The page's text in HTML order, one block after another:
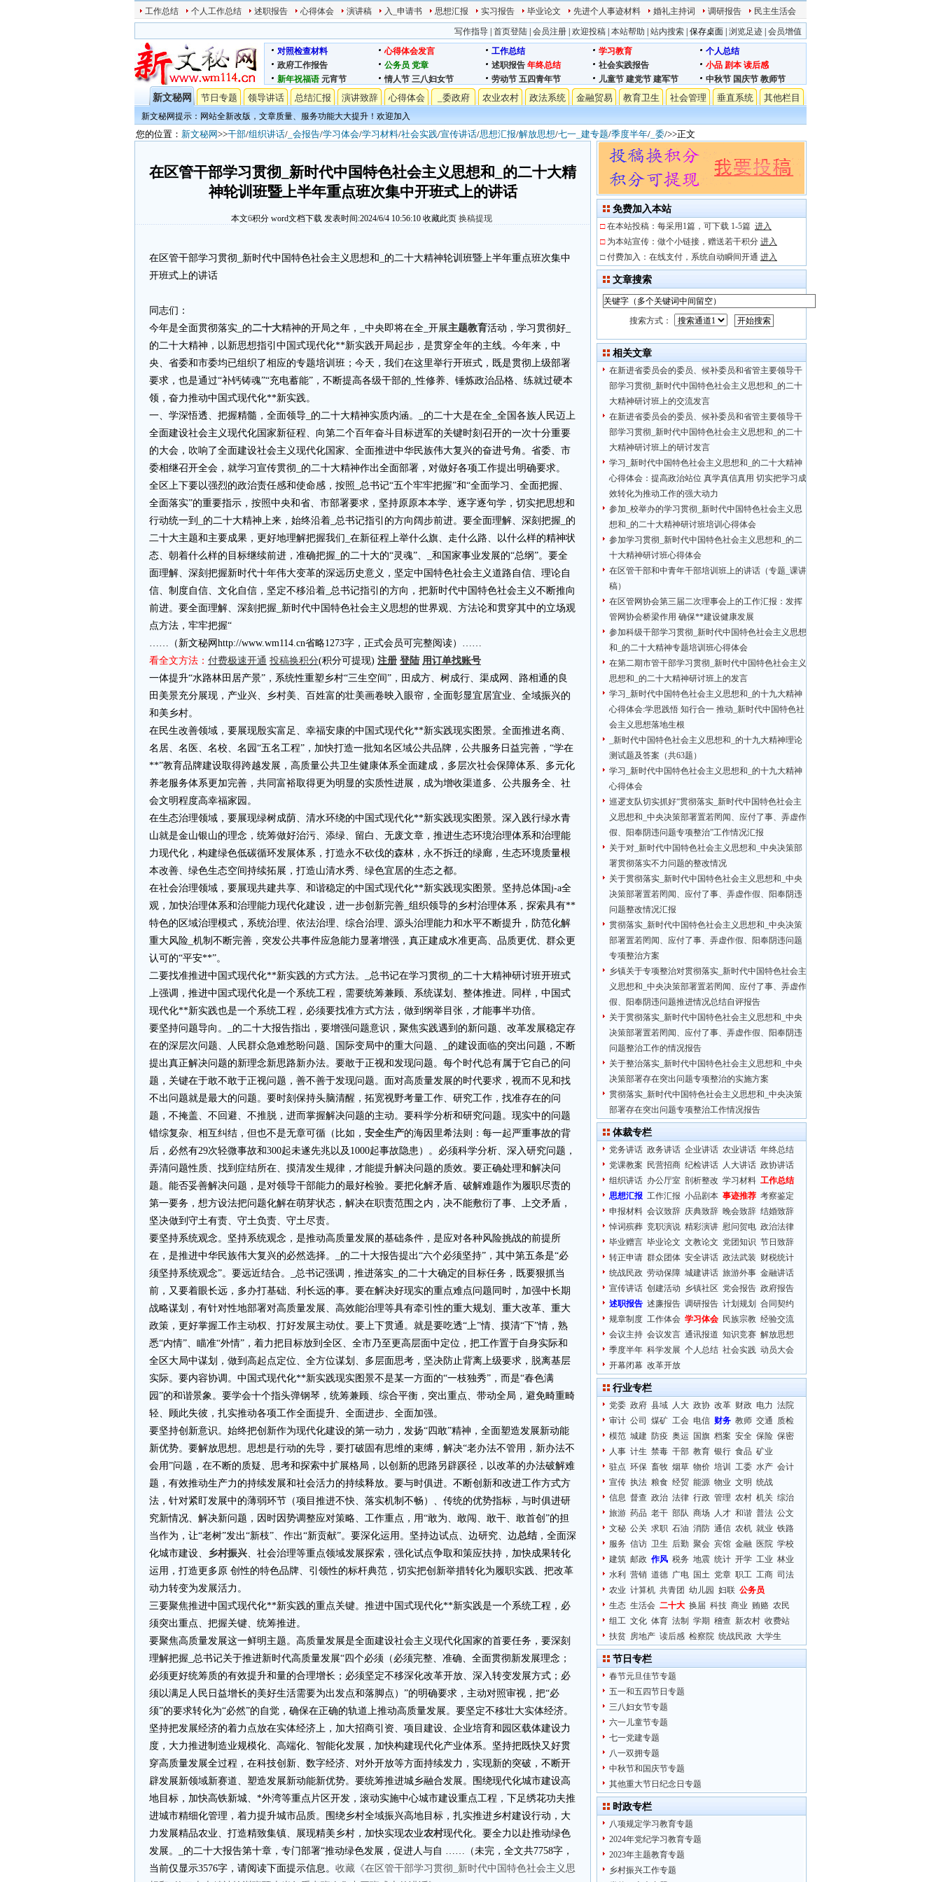
工作总结 个人工作总结 述职报告 心得体会 演讲稿 入_申请书 思想汇报 实习报告 毕业论文 先进个人事迹材料 婚礼主持词 调研报告 民主生活会
写作指导 首页登陆 会员注册 欢迎投稿 本站帮助 站内搜索 保存桌面 浏览足迹 会员增值
对照检查材料
心得体会发言 工作总结 学习教育
个人总结
政府工作报告
公务员 党章 述职报告 年终总结 社会实践报告 小品 剧本 读后感
新年祝福语 元宵节 情人节 三八妇女节 劳动节 五四青年节 儿童节 建党节 建军节 中秋节 国庆节 教师节
新文秘网 节日专题 领导讲话 总结汇报 演讲致辞 心得体会 _委政府 农业农村 政法系统 金融贸易 教育卫生 社会管理 垂直系统 其他栏目
新文秘网提示：网站全新改版，文章质量、服务功能大大提升！欢迎加入
您的位置： 新文秘网>>干部/组织讲话/ _会报告/学习体会/学习材料/社会实践/宣传讲话/思想汇报/解放思想/七一_建专题/季度半年/ _委/>>正文
在区管干部学习贯彻_新时代中国特色社会主义思想和_的二十大精
神轮训班暨上半年重点班次集中开班式上的讲话
本文6积分 word文档下载 发表时间:2024/6/4 10:56:10 收藏此页 换稿提现
在区管干部学习贯彻_新时代中国特色社会主义思想和_的二十大精神轮训班暨上半年重点班次集中
开班式上的讲话
同志们：
今年是全面贯彻落实_的二十大精神的开局之年，_中央即将在全_开展主题教育活动，学习贯彻好_
的二十大精神，以新思想指引中国式现代化**新实践开局起步，是贯穿全年的主线。今年来，中
央、省委和市委均已组织了相应的专题培训班；今天，我们在这里举行开班式，既是贯彻上级部署
要求，也是通过“补钙铸魂”“充电蓄能”，不断提高各级干部的_性修养、锤炼政治品格、练就过硬本
领，奋力推动中国式现代化**新实践。
一、学深悟透、把握精髓，全面领导_的二十大精神实质内涵。_的二十大是在全_全国各族人民迈上
全面建设社会主义现代化国家新征程、向第二个百年奋斗目标进军的关键时刻召开的一次十分重要
的大会，吹响了全面建设社会主义现代化国家、全面推进中华民族伟大复兴的奋进号角。省委、市
委相继召开全会，就学习宣传贯彻_的二十大精神作出全面部署，对做好各项工作提出明确要求。
全区上下要以强烈的政治责任感和使命感，按照_总书记“五个牢牢把握”和“全面学习、全面把握、
全面落实”的重要指示，按照中央和省、市部署要求，坚持原原本本学、逐字逐句学，切实把思想和
行动统一到_的二十大精神上来，始终沿着_总书记指引的方向阔步前进。要全面理解、深刻把握_的
二十大主题和主要成果，更好地理解把握我们_在新征程上举什么旗、走什么路、以什么样的精神状
态、朝着什么样的目标继续前进，准确把握_的二十大的“灵魂”、_和国家事业发展的“总纲”。要全
面理解、深刻把握新时代十年伟大变革的深远历史意义，坚定中国特色社会主义道路自信、理论自
信、制度自信、文化自信，坚定不移沿着_总书记指引的方向，把新时代中国特色社会主义不断推向
前进。要全面理解、深刻把握_新时代中国特色社会主义思想的世界观、方法论和贯穿其中的立场观
点方法，牢牢把握“
……（新文秘网http://www.wm114.cn省略1273字，正式会员可完整阅读）……
看全文方法： 付费极速开通 投稿换积分(积分可提现) 注册 登陆 用订单找账号
一体提升“水路林田居产景”，系统性重塑乡村“三生空间”，田成方、树成行、渠成网、路相通的良
田美景充分展现，产业兴、乡村美、百姓富的壮美画卷映入眼帘，全面彰显宜居宜业、全域振兴的
和美乡村。
在民生改善领域，要展现殷实富足、幸福安康的中国式现代化**新实践现实图景。全面推进名商、
名居、名医、名校、名园“五名工程”，加快打造一批知名区域公共品牌，公共服务日益完善，“学在
**”教育品牌建设取得跨越发展，高质量公共卫生健康体系全面建成，多层次社会保障体系、多元化
养老服务体系更加完善，共同富裕取得更为明显的实质性进展，成为增收渠道多、公共服务全、社
会文明程度高幸福家园。
在生态治理领域，要展现绿树成荫、清水环绕的中国式现代化**新实践现实图景。深入践行绿水青
山就是金山银山的理念，统筹做好治污、添绿、留白、无废文章，推进生态环境治理体系和治理能
力现代化，构建绿色低碳循环发展体系，打造永不砍伐的森林，永不拆迁的绿廊，生态环境质量根
本改善、绿色生态空间持续拓展，打造山清水秀、绿色宜居的生态之都。
在社会治理领域，要展现共建共享、和谐稳定的中国式现代化**新实践现实图景。坚持总体国j-a全
观，加快治理体系和治理能力现代化建设，进一步创新完善_组织领导的乡村治理体系，探索具有**
特色的区域治理模式，系统治理、依法治理、综合治理、源头治理能力和水平不断提升，防范化解
重大风险_机制不断完善，突发公共事件应急能力显著增强，真正建成水准更高、品质更优、群众更
认可的“平安**”。
二要找准推进中国式现代化**新实践的方式方法。_总书记在学习贯彻_的二十大精神研讨班开班式
上强调，推进中国式现代化是一个系统工程，需要统筹兼顾、系统谋划、整体推进。同样，中国式
现代化**新实践也是一个系统工程，必须要找准方式方法，做到纲举目张，才能事半功倍。
要坚持问题导向。_的二十大报告指出，要增强问题意识，聚焦实践遇到的新问题、改革发展稳定存
在的深层次问题、人民群众急难愁盼问题、国际变局中的重大问题、_的建设面临的突出问题，不断
提出真正解决问题的新理念新思路新办法。要敢于正视和发现问题。每个时代总有属于它自己的问
题，关键在于敢不敢于正视问题，善不善于发现问题。面对高质量发展的时代要求，视而不见和找
不出问题就是最大的问题。要时刻保持头脑清醒，拓宽视野考量工作、研究工作，找准存在的问
题，不掩盖、不回避、不推脱，进而掌握解决问题的主动。要科学分析和研究问题。现实中的问题
错综复杂、相互纠结，但也不是无章可循（比如， 安全生产的海因里希法则：每一起严重事故的背
后，必然有29次轻微事故和300起未遂先兆以及1000起事故隐患）。必须科学分析、深入研究问题，
弄清问题性质、找到症结所在、摸清发生规律，才能提升解决问题的质效。要正确处理和解决问
题。能否妥善解决问题，是对领导干部能力的最好检验。要把化解矛盾、破解难题作为履职尽责的
第一要务，想方设法把问题化解在萌芽状态，解决在职责范围之内，决不能敷衍了事、上交矛盾，
坚决做到守土有责、守土负责、守土尽责。
要坚持系统观念。坚持系统观念，是推动高质量发展的基础条件，是应对各种风险挑战的前提所
在，是推进中华民族伟大复兴的必然选择。_的二十大报告提出“六个必须坚持”，其中第五条是“必
须坚持系统观念”。要远近结合。_总书记强调，推进落实_的二十大确定的目标任务，既要狠抓当
前，又要着眼长远，多办打基础、利长远的事。要在解决好现实的重点难点问题同时，加强中长期
战略谋划，有针对性地部署对高质量发展、高效能治理等具有牵引性的重大规划、重大改革、重大
政策，更好掌握工作主动权、打好发展主动仗。要上下贯通。就是要吃透“上”情、摸清“下”情，熟
悉“内情”、瞄准“外情”，着力把目标放到全区、全市乃至更高层面中定位，把工作置于自身实际和
全区大局中谋划，做到高起点定位、全方位谋划、多层面思考，坚决防止背离上级要求，脱离基层
实际。要内容协调。中国式现代化**新实践现实图景不是某一方面的“一枝独秀”，而是“春色满
园”的和谐景象。要学会十个指头弹钢琴，统筹兼顾、综合平衡，突出重点、带动全局，避免畸重畸
轻、顾此失彼，扎实推动各项工作全面提升、全面进步、全面加强。
要坚持创新意识。始终把创新作为现代化建设的第一动力，发扬“四敢”精神，全面塑造发展新动能
新优势。要解放思想。思想是行动的先导，要打破固有思维的束缚，解决“老办法不管用，新办法不
会用”问题，在不断的质疑、思考和探索中扩展格局，以创新的思路另辟蹊径，以改革的办法破解难
题，有效推动生产力的持续发展和社会活力的持续释放。要与时俱进。不断创新和改进工作方式方
法，针对紧盯发展中的薄弱环节（项目推进不快、落实机制不畅）、传统的优势指标，与时俱进研
究新情况、解决新问题，因时因势调整应对策略、工作重点，用“敢为、敢闯、敢干、敢首创”的担
当作为，让“老树”发出“新枝”、作出“新贡献”。要深化运用。坚持边试点、边研究、边总结 ，全面深
化城市建设、
乡村振兴、社会治理等重点领域发展探索，强化试点争取和策应扶持，加快成果转化
运用，打造更多原 创性的特色品牌、引领性的标杆典范，切实把创新举措转化为履职实践、把改革
动力转变为发展活力。
三要聚焦推进中国式现代化**新实践的重点关键。推进中国式现代化**新实践是一个系统工程，必
须突出重点、把握关键、统筹推进。
要聚焦高质量发展这一鲜明主题。高质量发展是全面建设社会主义现代化国家的首要任务，要深刻
理解把握_总书记关于推进新时代高质量发展“四个必须（必须完整、准确、全面贯彻新发展理念；
必须更好统筹质的有效提升和量的合理增长；必须坚定不移深化改革开放、深入转变发展方式；必
须以满足人民日益增长的美好生活需要为出发点和落脚点）”的明确要求，主动对照审视，把“必
须”的要求转化为“必然”的自觉，确保在正确的轨道上推动高质量发展。要坚定不移壮大实体经济。
坚持把发展经济的着力点放在实体经济上，加大招商引资、项目建设、企业培育和园区载体建设力
度，大力推进制造业规模化、高端化、智能化发展，加快构建现代化产业体系。坚持把既快又好贯
穿高质量发展全过程，在科技创新、数字经济、对外开放等方面持续发力，实现新的突破，不断开
辟发展新领域新赛道、塑造发展新动能新优势。要统筹推进城乡融合发展。围绕现代化城市建设高
地目标，加快高铁新城、*外湾等重点片区开发，滚动实施中心城市建设重点工程，下足绣花功夫推
进城市精细化管理，着力提升城市品质。围绕乡村全域振兴高地目标，扎实推进乡村建设行动，大
力发展精品农业、打造精致集镇、展现精美乡村，加快实现农业农村现代化。要全力以赴推动绿色
发展。_的二十大报告第十章，专门部署“推动绿色发展，促进人与自 ……（未完，全文共7758字，
当前仅显示3576字，请阅读下面提示信息。 收藏《在区管干部学习贯彻_新时代中国特色社会主义思
免费加入本站
□ 在本站投稿：每采用1篇，可下载 1-5篇 进入
□ 为本站宣传：做个小链接，赠送若干积分 进入
□ 付费加入：在线支付，系统自动瞬间开通 进入
文章搜索
搜索方式：
相关文章
在新进省委员会的委员、候补委员和省管主要领导干
部学习贯彻_新时代中国特色社会主义思想和_的二十
大精神研讨班上的交流发言
在新进省委员会的委员、候补委员和省管主要领导干
部学习贯彻_新时代中国特色社会主义思想和_的二十
大精神研讨班上的研讨发言
学习_新时代中国特色社会主义思想和_的二十大精神
心得体会：提高政治站位 真学真信真用 切实把学习成
效转化为推动工作的强大动力
参加_校举办的学习贯彻_新时代中国特色社会主义思
想和_的二十大精神研讨班培训心得体会
参加学习贯彻_新时代中国特色社会主义思想和_的二
十大精神研讨班心得体会
在区管干部和中青年干部培训班上的讲话（专题_课讲
稿）
在区管网协会第三届二次理事会上的工作汇报：发挥
管网协会桥梁作用 确保**建设健康发展
参加科级干部学习贯彻_新时代中国特色社会主义思想
和_的二十大精神专题培训班心得体会
在第二期市管干部学习贯彻_新时代中国特色社会主义
思想和_的二十大精神研讨班上的发言
学习_新时代中国特色社会主义思想和_的十九大精神
心得体会:学思践悟 知行合一 推动_新时代中国特色社
会主义思想落地生根
_新时代中国特色社会主义思想和_的十九大精神理论
测试题及答案（共63题）
学习_新时代中国特色社会主义思想和_的十九大精神
心得体会
巡逻支队切实抓好“贯彻落实_新时代中国特色社会主
义思想和_中央决策部署置若罔闻、应付了事、弄虚作
假、阳奉阴违问题专项整治”工作情况汇报
关于对_新时代中国特色社会主义思想和_中央决策部
署贯彻落实不力问题的整改情况
关于贯彻落实_新时代中国特色社会主义思想和_中央
决策部署置若罔闻、应付了事、弄虚作假、阳奉阴违
问题整改情况汇报
贯彻落实_新时代中国特色社会主义思想和_中央决策
部署置若罔闻、应付了事、弄虚作假、阳奉阴违问题
专项整治方案
乡镇关于专项整治对贯彻落实_新时代中国特色社会主
义思想和_中央决策部署置若罔闻、应付了事、弄虚作
假、阳奉阴违问题推进情况总结自评报告
关于贯彻落实_新时代中国特色社会主义思想和_中央
决策部署置若罔闻、应付了事、弄虚作假、阳奉阴违
问题整治工作的情况报告
关于整治落实_新时代中国特色社会主义思想和_中央
决策部署存在突出问题专项整治的实施方案
贯彻落实_新时代中国特色社会主义思想和_中央决策
部署存在突出问题专项整治工作情况报告
体裁专栏
党务讲话 政务讲话 企业讲话 农业讲话 年终总结
党课教案
民营招商 纪检讲话 人大讲话 政协讲话
组织讲话 办公厅室 剖析整改 学习材料 工作总结
思想汇报 工作汇报 小品剧本 事迹推荐 考察鉴定
申报材料 会议致辞 庆典致辞 晚会致辞 结婚致辞
悼词殡葬 竞职演说 精彩演讲 慰问贺电 政治法律
毕业赠言 毕业论文 文教论文 党团知识 节日致辞
转正申请 群众团体 安全讲话 政法武装 财税统计
统战民政 劳动保障 城建讲话 旅游外事 金融讲话
宣传讲话 创建活动 乡镇社区 党会报告 政府报告
述职报告 述廉报告 调研报告 计划规划
合同契约
规章制度 工作体会 学习体会 民族宗教 经验交流
会议主持 会议发言 通讯报道 知识竞赛 解放思想
季度半年 科学发展 个人总结 社会实践 动员大会
开幕闭幕 改革开放
行业专栏
党委 政府 县域 人大 政协 改革 财政 电力 法院
审计 公司 煤矿 工会 电信 财务 教师 交通 质检
模范 城建 防疫 奥运 国旗 档案 安全 保险 保密
人事 计生 禁毒 干部 教育 银行 食品 矿业
驻点 环保 畜牧 烟草 物价 培训 工委 水产 会计
宣传 执法 粮食 经贸 能源 物业 文明 统战
信息 督查 政治 法律 行政 管理 农村 机关 综治
旅游 药品 老干 部队 商场 人才 和谐 普法 公文
文秘 公关 求职 石油 消防 通信 农机 就业 铁路
服务 信访 卫生 后勤 聚会 宾馆 金融 医院 学校
建筑 邮政 作风 税务 地震 统计 开学 工业 林业
水利
营销 道德 广电 国土 党章 职工 工商 司法
农业 计算机 共青团 幼儿园 妇联 公务员
生态 生活会 二十大 换届 科技 商业 贿赂 农民
组工 文化 体育 法制 学期 稽查 新农村 收费站
扶贫 房地产 读后感 检察院 统战民政 大学生
节日专栏
春节元旦佳节专题
五一和五四节日专题
三八妇女节专题
六一儿童节专题
七一党建专题
八一双拥专题
中秋节和国庆节专题
其他重大节日纪念日专题
时政专栏
八项规定学习教育专题
2024年党纪学习教育专题
2023年主题教育专题
乡村振兴工作专题